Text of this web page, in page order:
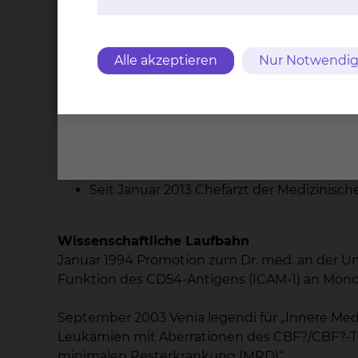
Hannover
Mai 2006 Kurse „Business Basics“ und
Oktober 2007 Anerkennung für das
Seit Januar 2013 Chefarzt der
Wissenschaftliche Laufbahn
Januar 1994 Promotion zum Dr. med. an der
Funktion des CD54-Antigens (ICAM-1) an
September 2003 Venia legendi für „Innere
Leukämien mit Aberrationen des CBF?/
Alle akzeptieren Nur